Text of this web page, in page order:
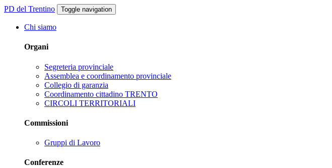
PD del Trentino Toggle navigation
Chi siamo
Organi
Segreteria provinciale
Assemblea e coordinamento provinciale
Collegio di garanzia
Coordinamento cittadino TRENTO
CIRCOLI TERRITORIALI
Commissioni
Gruppi di Lavoro
Conferenze